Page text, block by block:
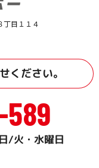
丁目１１４
ください。
/火・水曜日